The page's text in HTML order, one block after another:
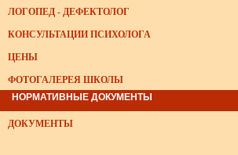
ЛОГОПЕД - ДЕФЕКТОЛОГ
КОНСУЛЬТАЦИИ ПСИХОЛОГА
ЦЕНЫ
ФОТОГАЛЕРЕЯ ШКОЛЫ
НОРМАТИВНЫЕ ДОКУМЕНТЫ
ДОКУМЕНТЫ